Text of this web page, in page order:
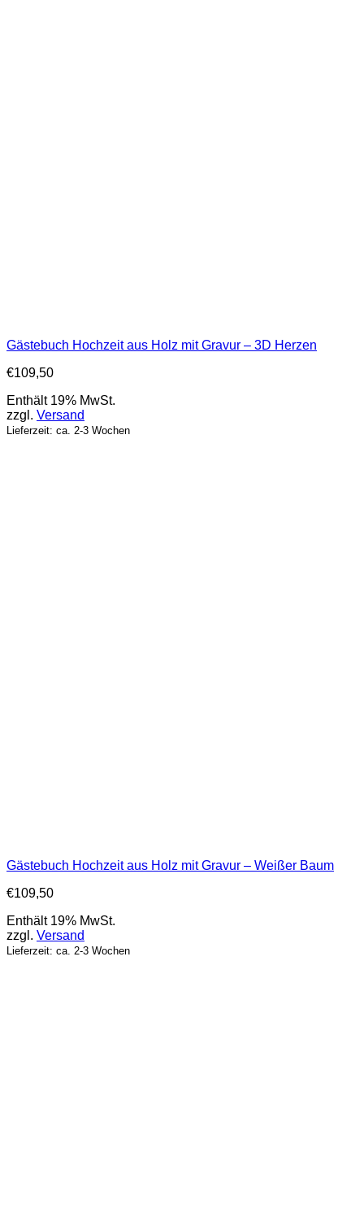
Gästebuch Hochzeit aus Holz mit Gravur – 3D Herzen
€109,50
Enthält 19% MwSt.
zzgl. Versand
Lieferzeit: ca. 2-3 Wochen
Gästebuch Hochzeit aus Holz mit Gravur – Weißer Baum
€109,50
Enthält 19% MwSt.
zzgl. Versand
Lieferzeit: ca. 2-3 Wochen